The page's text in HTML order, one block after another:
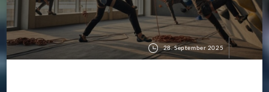
28. September 2025